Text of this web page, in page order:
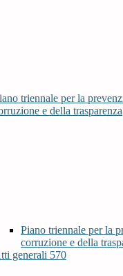
triennale per la
e della trasparenza
Piano triennale per la
corruzione e della
generali 570